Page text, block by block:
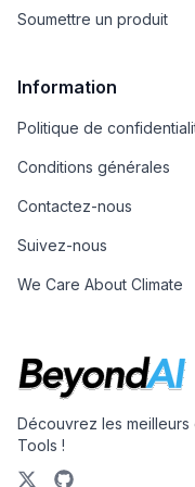
Soumettre un produit
Information
Politique de
Conditions générales
Contactez-nous
Suivez-nous
We Care About Climate
Découvrez les
Tools !